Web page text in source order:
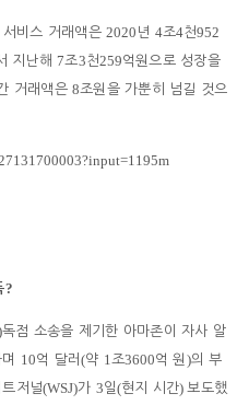
서비스 거래액은2020 년 4조4천952
지난해7조3천259억원으로 성장을
거래액은8조원을 가뿐히 넘길 것으
?
독점 소송을 제기한 아마존이 자사 알
10억 달러(약 1조3600억 원 )의 부
저널(WSJ)가 3일(현지 시간)보도했